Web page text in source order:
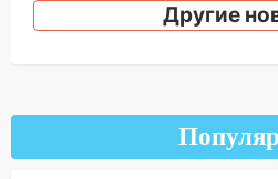
16:51 В
16:35 В Ульяновске
девять бункеров для
Другие